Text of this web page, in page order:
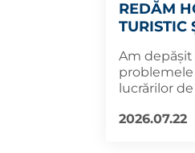
REDĂM
TURISTIC
Am depășit
lucrărilor
2026.07.22